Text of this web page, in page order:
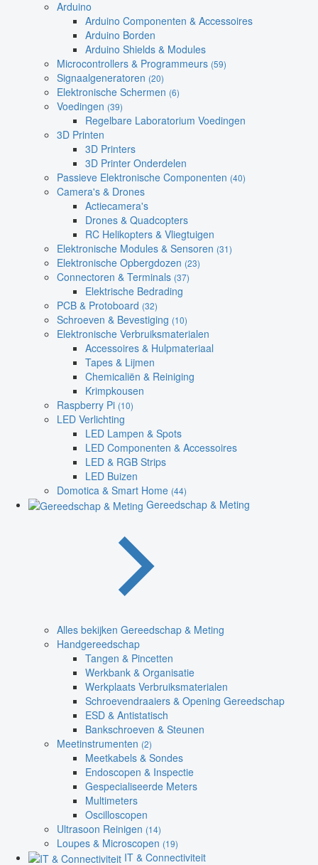
Arduino
Arduino Componenten & Accessoires
Arduino Borden
Arduino Shields & Modules
Microcontrollers & Programmeurs (59)
Signaalgeneratoren (20)
Elektronische Schermen (6)
Voedingen (39)
Regelbare Laboratorium Voedingen
3D Printen
3D Printers
3D Printer Onderdelen
Passieve Elektronische Componenten (40)
Camera's & Drones
Actiecamera's
Drones & Quadcopters
RC Helikopters & Vliegtuigen
Elektronische Modules & Sensoren (31)
Elektronische Opbergdozen (23)
Connectoren & Terminals (37)
Elektrische Bedrading
PCB & Protoboard (32)
Schroeven & Bevestiging (10)
Elektronische Verbruiksmaterialen
Accessoires & Hulpmateriaal
Tapes & Lijmen
Chemicaliën & Reiniging
Krimpkousen
Raspberry Pi (10)
LED Verlichting
LED Lampen & Spots
LED Componenten & Accessoires
LED & RGB Strips
LED Buizen
Domotica & Smart Home (44)
Gereedschap & Meting
Alles bekijken Gereedschap & Meting
Handgereedschap
Tangen & Pincetten
Werkbank & Organisatie
Werkplaats Verbruiksmaterialen
Schroevendraaiers & Opening Gereedschap
ESD & Antistatisch
Bankschroeven & Steunen
Meetinstrumenten (2)
Meetkabels & Sondes
Endoscopen & Inspectie
Gespecialiseerde Meters
Multimeters
Oscilloscopen
Ultrasoon Reinigen (14)
Loupes & Microscopen (19)
IT & Connectiviteit